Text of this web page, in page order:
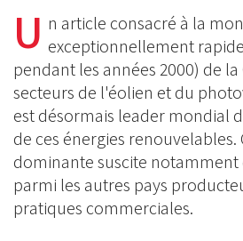
on
Facebook
BlueSkyLinkedin
U n article consacré à la
exceptionnellement
pendant les années 2000) de la
secteurs de l'éolien et du
est désormais leader mondial
de ces énergies renouvelables.
dominante suscite notamment
parmi les autres pays
pratiques commerciales.